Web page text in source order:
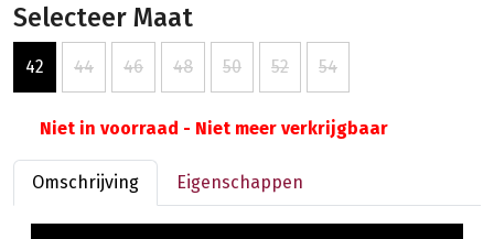
Selecteer Maat
42 44 46 48 50 52 54
Niet in voorraad - Niet meer verkrijgbaar
Omschrijving Eigenschappen